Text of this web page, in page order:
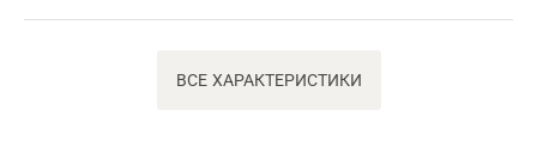
ВСЕ ХАРАКТЕРИСТИКИ